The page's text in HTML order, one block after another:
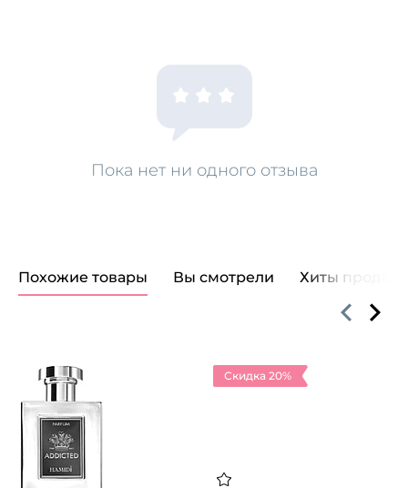
Пока нет ни одного отзыва
Похожие товары Вы смотрели Хиты продаж
Скидка 20%